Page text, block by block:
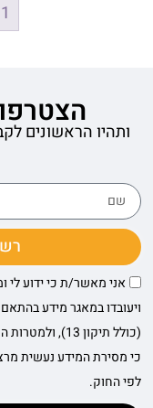
1
ותהיו הראשונים
אני מאשר/ת כי ידוע לי
(כולל תיקון
כי מסירת המידע נעשית
לפי החוק.